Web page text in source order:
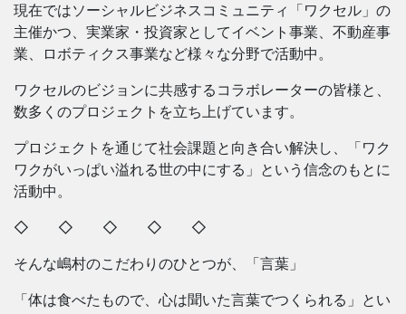
現在ではソーシャルビジネスコミュニティ「ワクセル」の
主催かつ、実業家・投資家としてイベント事業、不動産事
業、ロボティクス事業など様々な分野で活動中。
ワクセルのビジョンに共感するコラボレーターの皆様と、
数多くのプロジェクトを立ち上げています。
プロジェクトを通じて社会課題と向き合い解決し、「ワク
ワクがいっぱい溢れる世の中にする」という信念のもとに
活動中。
◇ ◇ ◇ ◇ ◇
そんな嶋村のこだわりのひとつが、「言葉」
「体は食べたもので、心は聞いた言葉でつくられる」とい